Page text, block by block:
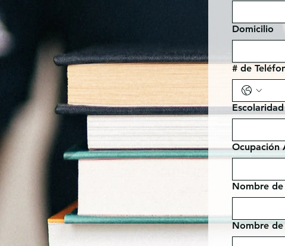
Domicilio
# de
Escolaridad
Ocupación
Nombre de
Nombre de